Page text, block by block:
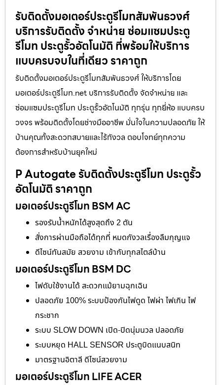
รับติดตั้งมอเตอร์ประตูรีโมทสัมพันธวงศ์
บริการรับติดตั้ง จำหน่าย ซ่อมแซมประตู
รีโมท ประตูรั้วอัตโนมัติ ที่พร้อมให้บริการ
แบบครบจบในที่เดียว ราคาถูก
รับติดตั้งมอเตอร์ประตูรีโมทสัมพันธวงศ์ ให้บริการโดย
มอเตอร์ประตูรีโมท.net บริการรับติดตั้ง จัดจำหน่าย และ
ซ่อมแซมประตูรีโมท ประตูรั้วอัตโนมัติ ทุกรุ่น ทุกยี่ห้อ แบบครบ
วงจร พร้อมติดตั้งโดยช่างมืออาชีพ มั่นใจในความปลอดภัย ให้
บ้านคุณทั้งสะดวกสบายและไร้กังวล ตอบโจทย์ทุกความ
ต้องการสำหรับบ้านยุคใหม่
P Autogate รับติดตั้งประตูรีโมท ประตูรั้ว
อัตโนมัติ ราคาถูก
มอเตอร์ประตูรีโมท BSM AC
รองรับน้ำหนักได้สูงสุดถึง 2 ตัน
สั่งการผ่านมือถือได้ทุกที่ หมดกังวลเรื่องลืมกุญแจ
ดีไซน์ทันสมัย สวยงาม เข้ากับทุกสไตล์บ้าน
มอเตอร์ประตูรีโมท BSM DC
ไฟดับใช้งานได้ สะดวกแม้ยามฉุกเฉิน
ปลอดภัย 100% ระบบป้องกันไฟดูด ไฟผ่า ไฟเกิน ไฟ
กระชาก
ระบบ SLOW DOWN เปิด-ปิดนุ่มนวล ปลอดภัย
ระบบหยุด HALL SENSOR ประตูบิดแนบสนิท
มาตรฐานอิตาลี ดีไซน์สวยงาม
มอเตอร์ประตูรีโมท LIFE ACER